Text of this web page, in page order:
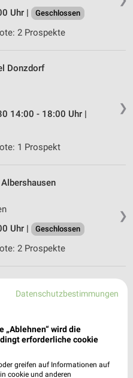
Uhr |
Geschlossen
2 Prospekte
❯
Donzdorf
14:00 - 18:00 Uhr |
1 Prospekt
❯
Uhr |
Geschlossen
2 Prospekte
Uhr | Geschlossen
Datenschutzbestimmungen
„Ablehnen“ wird die
erforderliche cookie
greifen auf Informationen auf
cookie und anderen